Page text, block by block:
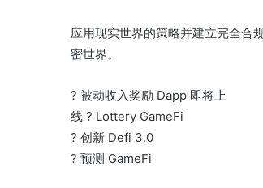
应用现实世界的策略并建立完全合
密世界。
? 被动收入奖励 Dapp 即将上
线 ? Lottery GameFi
? 创新 Defi 3.0
? 预测 GameFi